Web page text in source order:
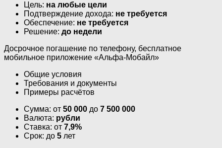
Цель: на любые цели
Подтверждение дохода: не требуется
Обеспечение: не требуется
Решение: до недели
Досрочное погашение по телефону, бесплатное
мобильное приложение «Альфа-Мобайл»
Общие условия
Требования и документы
Примеры расчётов
Сумма: от 50 000 до 7 500 000
Валюта: рубли
Ставка: от 7,9%
Срок: до 5 лет